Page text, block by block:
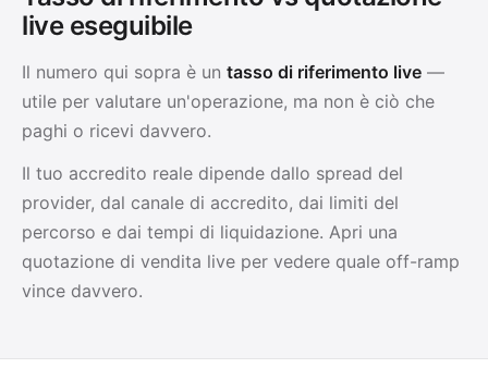
live eseguibile
Il numero qui sopra è un tasso di riferimento live —
utile per valutare un'operazione, ma non è ciò che
paghi o ricevi davvero.
Il tuo accredito reale dipende dallo spread del
provider, dal canale di accredito, dai limiti del
percorso e dai tempi di liquidazione. Apri una
quotazione di vendita live per vedere quale off-ramp
vince davvero.